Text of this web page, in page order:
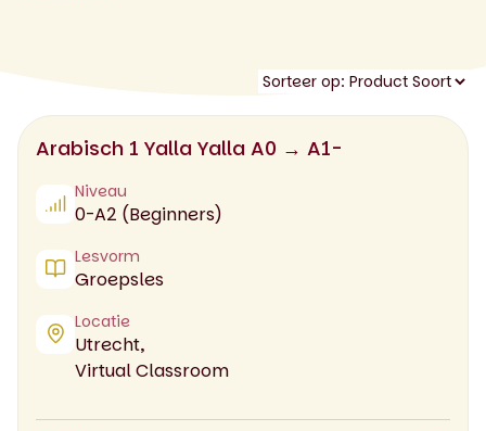
Arabisch 1 Yalla Yalla A0 → A1-
Niveau
0-A2 (Beginners)
Lesvorm
Groepsles
Locatie
Utrecht,
Virtual Classroom